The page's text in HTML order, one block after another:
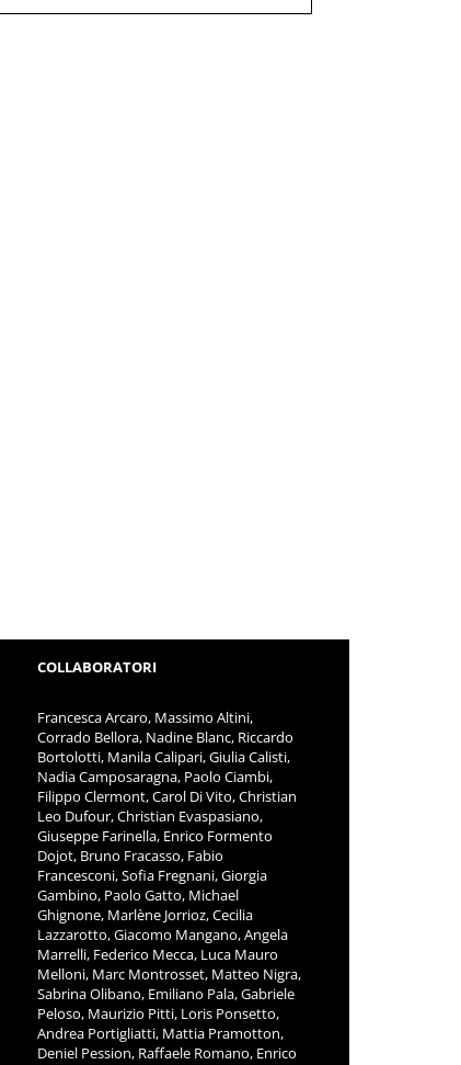
COLLABORATORI
Francesca Arcaro, Massimo Altini,
Corrado Bellora, Nadine Blanc, Riccardo
Bortolotti, Manila Calipari, Giulia Calisti,
Nadia Camposaragna, Paolo Ciambi,
Filippo Clermont, Carol Di Vito, Christian
Leo Dufour, Christian Evaspasiano,
Giuseppe Farinella, Enrico Formento
Dojot, Bruno Fracasso, Fabio
Francesconi, Sofia Fregnani, Giorgia
Gambino, Paolo Gatto, Michael
Ghignone, Marlène Jorrioz, Cecilia
Lazzarotto, Giacomo Mangano, Angela
Marrelli, Federico Mecca, Luca Mauro
Melloni, Marc Montrosset, Matteo Nigra,
Sabrina Olibano, Emiliano Pala, Gabriele
Peloso, Maurizio Pitti, Loris Ponsetto,
Andrea Portigliatti, Mattia Pramotton,
Deniel Pession, Raffaele Romano, Enrico